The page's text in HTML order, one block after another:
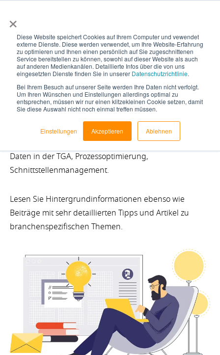
×
Diese Website speichert Cookies auf Ihrem Computer und vewendet
externe Dienste. Diese werden verwendet, um Ihre Website-Erfahrung
zu optimieren und Ihnen einen persönlich auf Sie zugeschnittenen
Service bereitstellen zu können, sowohl auf dieser Website als auch
auf anderen Medienkanälen. Detaillierte Infos über die von uns
eingesetzten Dienste finden Sie in unserer Datenschutzrichtlinie.
Bei Ihrem Besuch auf unserer Seite werden Ihre Daten nicht verfolgt.
Um Ihren Wünschen und Einstellungen allerdings optimal zu
entsprechen, müssen wir nur einen klitzekleinen Cookie setzen, damit
Sie diese Auswahl nicht noch einmal treffen müssen.
Einstellungen Akzeptieren Ablehnen
Blog
Freuen Sie sich auf interessante Themen rund um
Konfiguration, Automatisierung der Konstruktion, BIM
Daten in der TGA, Prozessoptimierung,
Schnittstellenmanagement.
Lesen Sie Hintergrundinformationen ebenso wie
Beiträge mit sehr detaillierten Tipps und Artikel zu
branchenspezifischen Themen.